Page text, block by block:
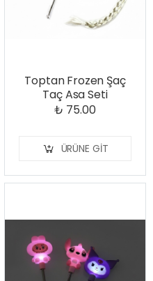
Toptan Frozen Şaç
Taç Asa Seti
₺ 75.00
ÜRÜNE GIT